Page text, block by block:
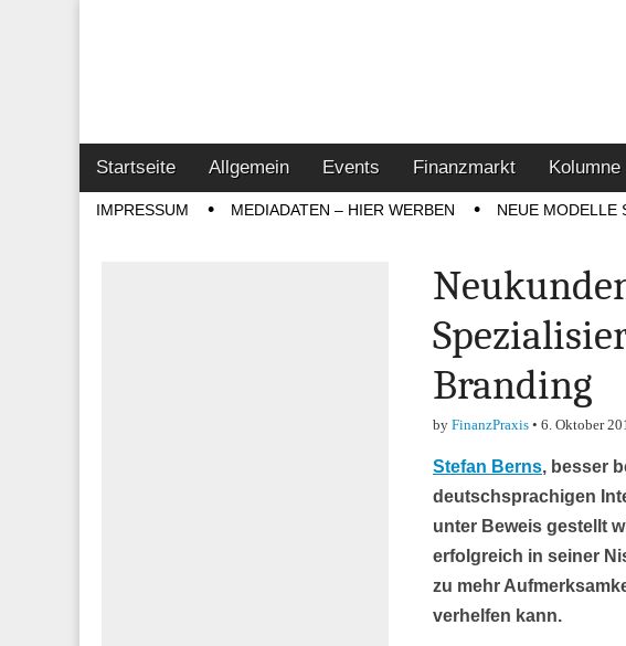
Main
menu
Skip
to
content
Startseite Allgemein Events Finanzmarkt Kolumne
SubIMPRESSUM MEDIADATEN – HIER WERBEN NEUE MODELLE
Branding
by FinanzPraxis • 6. Oktober
Stefan Berns, besser
deutschsprachigen
unter Beweis gestellt
erfolgreich in seiner
zu mehr
verhelfen kann.